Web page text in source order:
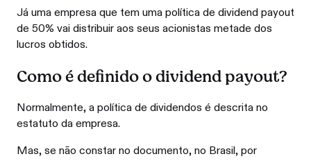
Já uma empresa que tem uma política de dividend payout
de 50% vai distribuir aos seus acionistas metade dos
lucros obtidos.
Como é definido o dividend payout?
Normalmente, a política de dividendos é descrita no
estatuto da empresa.
Mas, se não constar no documento, no Brasil, por